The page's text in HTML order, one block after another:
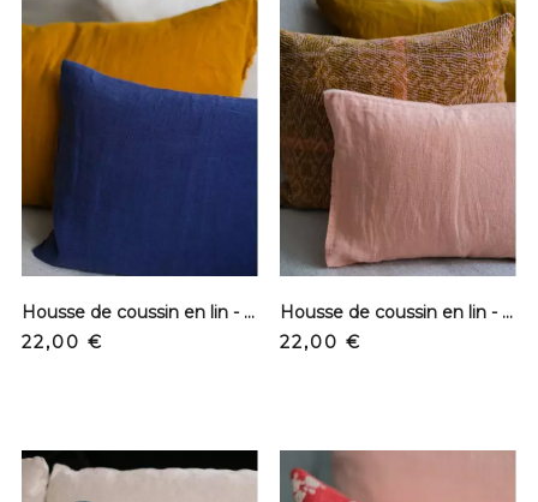
Housse de coussin en lin - Bleu nuit
Prix
22,00 €
Housse de coussin en lin - Rose cuivre
Prix
22,00 €